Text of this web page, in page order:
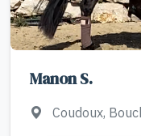
Manon S.
Coudoux,